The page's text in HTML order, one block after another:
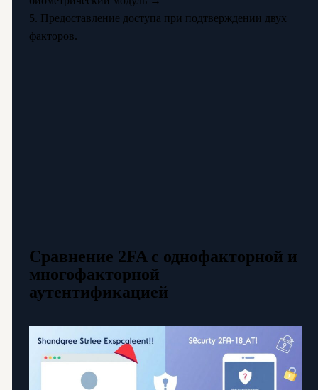
5. Предоставление доступа при подтверждении двух
факторов.
Сравнение 2FA с однофакторной и
многофакторной
аутентификацией